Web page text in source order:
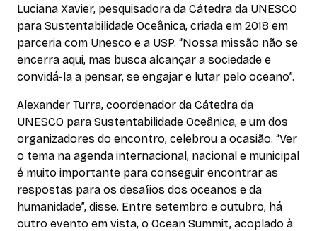
Luciana Xavier, pesquisadora da Cátedra da UNESCO
para Sustentabilidade Oceânica, criada em 2018 em
parceria com Unesco e a USP. “Nossa missão não se
encerra aqui, mas busca alcançar a sociedade e
convidá-la a pensar, se engajar e lutar pelo oceano”.
Alexander Turra, coordenador da Cátedra da
UNESCO para Sustentabilidade Oceânica, e um dos
organizadores do encontro, celebrou a ocasião. “Ver
o tema na agenda internacional, nacional e municipal
é muito importante para conseguir encontrar as
respostas para os desafios dos oceanos e da
humanidade”, disse. Entre setembro e outubro, há
outro evento em vista, o Ocean Summit, acoplado à